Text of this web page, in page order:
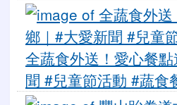
全蔬食外送！愛心餐
聞 #兒童節活動 #蔬食